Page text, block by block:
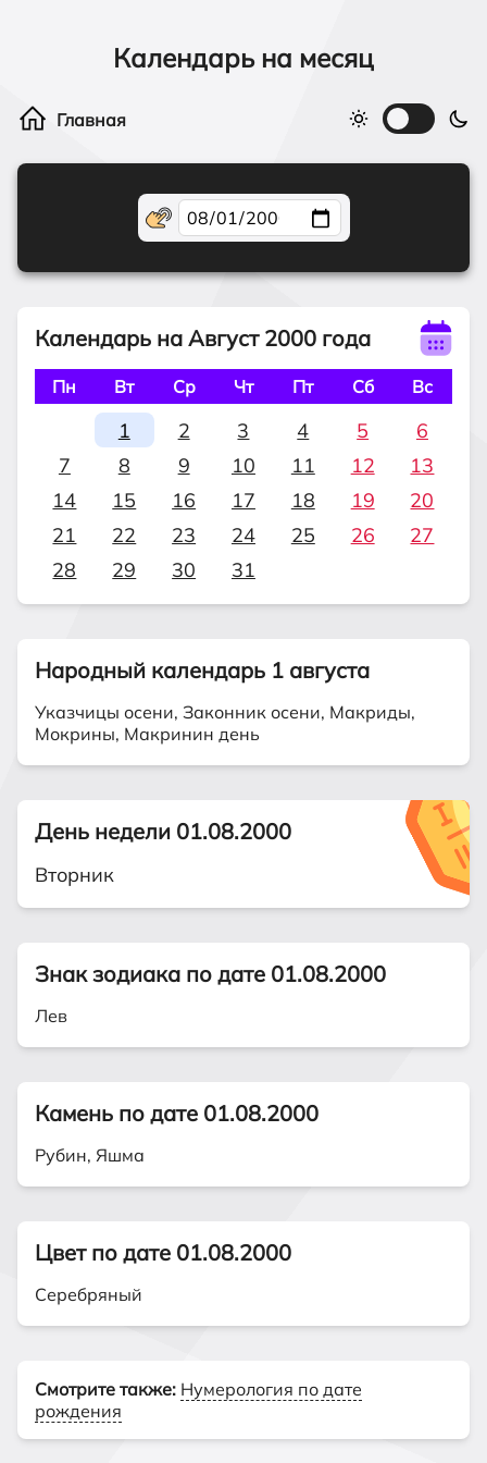
Календарь на месяц
Календарь на Август 2000 года
Пн Вт Ср Чт Пт Сб Вс
1 2 3 4 5
6
7
8 9 10 11 12
13
14
15 16 17 18 19
20
21
22 23 24 25 26
27
28
29 30 31
Народный календарь 1 августа
Указчицы осени, Законник осени, Макриды,
Мокрины, Макринин день
День недели 01.08.2000
Вторник
Знак зодиака по дате 01.08.2000
Лев
Камень по дате 01.08.2000
Рубин, Яшма
Цвет по дате 01.08.2000
Серебряный
Смотрите также: Нумерология по дате
рождения